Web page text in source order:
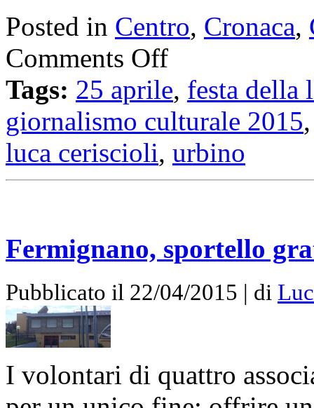
Posted in Centro, Cronaca,
Comments Off
Tags: 25 aprile, festa della
giornalismo culturale 2015
luca ceriscioli, urbino
Fermignano, sportello
Pubblicato il 22/04/2015 | di
I volontari di quattro